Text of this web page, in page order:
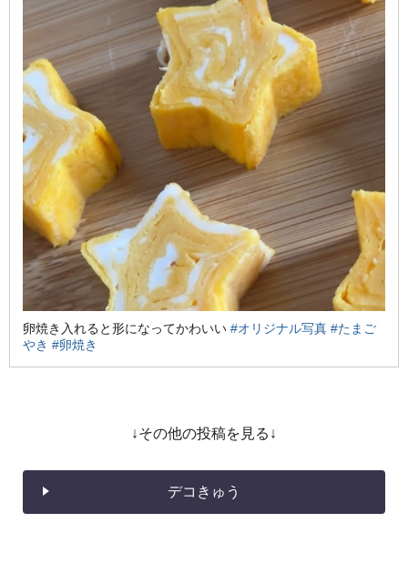
卵焼き入れると形になってかわいい #オリジナル写真 #たまご
やき #卵焼き
↓その他の投稿を見る↓
デコきゅう